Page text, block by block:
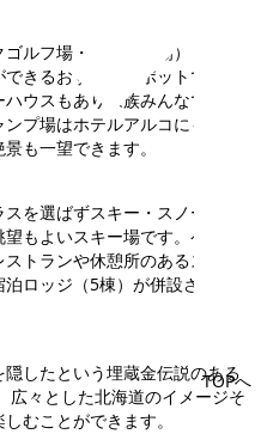
TOPへ
ルフ場・キャンプ場）
きるおすすめスポットです。
ウスもあり家族みんなでくつ
プ場はホテルアルコにも近
も一望できます。
を選ばずスキー・スノーボー
もよいスキー場です。ペアリ
トランや休憩所のあるスキー
ロッジ（5棟）が併設されて
したという埋蔵金伝説のある
広々とした北海道のイメージそ
むことができます。